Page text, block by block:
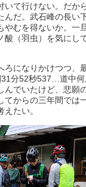
いて行けない。だか
んだ。武石峰の長い
やむを得ないか。一
酸（羽虫）を気にし
ろになりかけつつ、
分52秒537…道中
んでいたけど、悲願
からの三年間では
たい。